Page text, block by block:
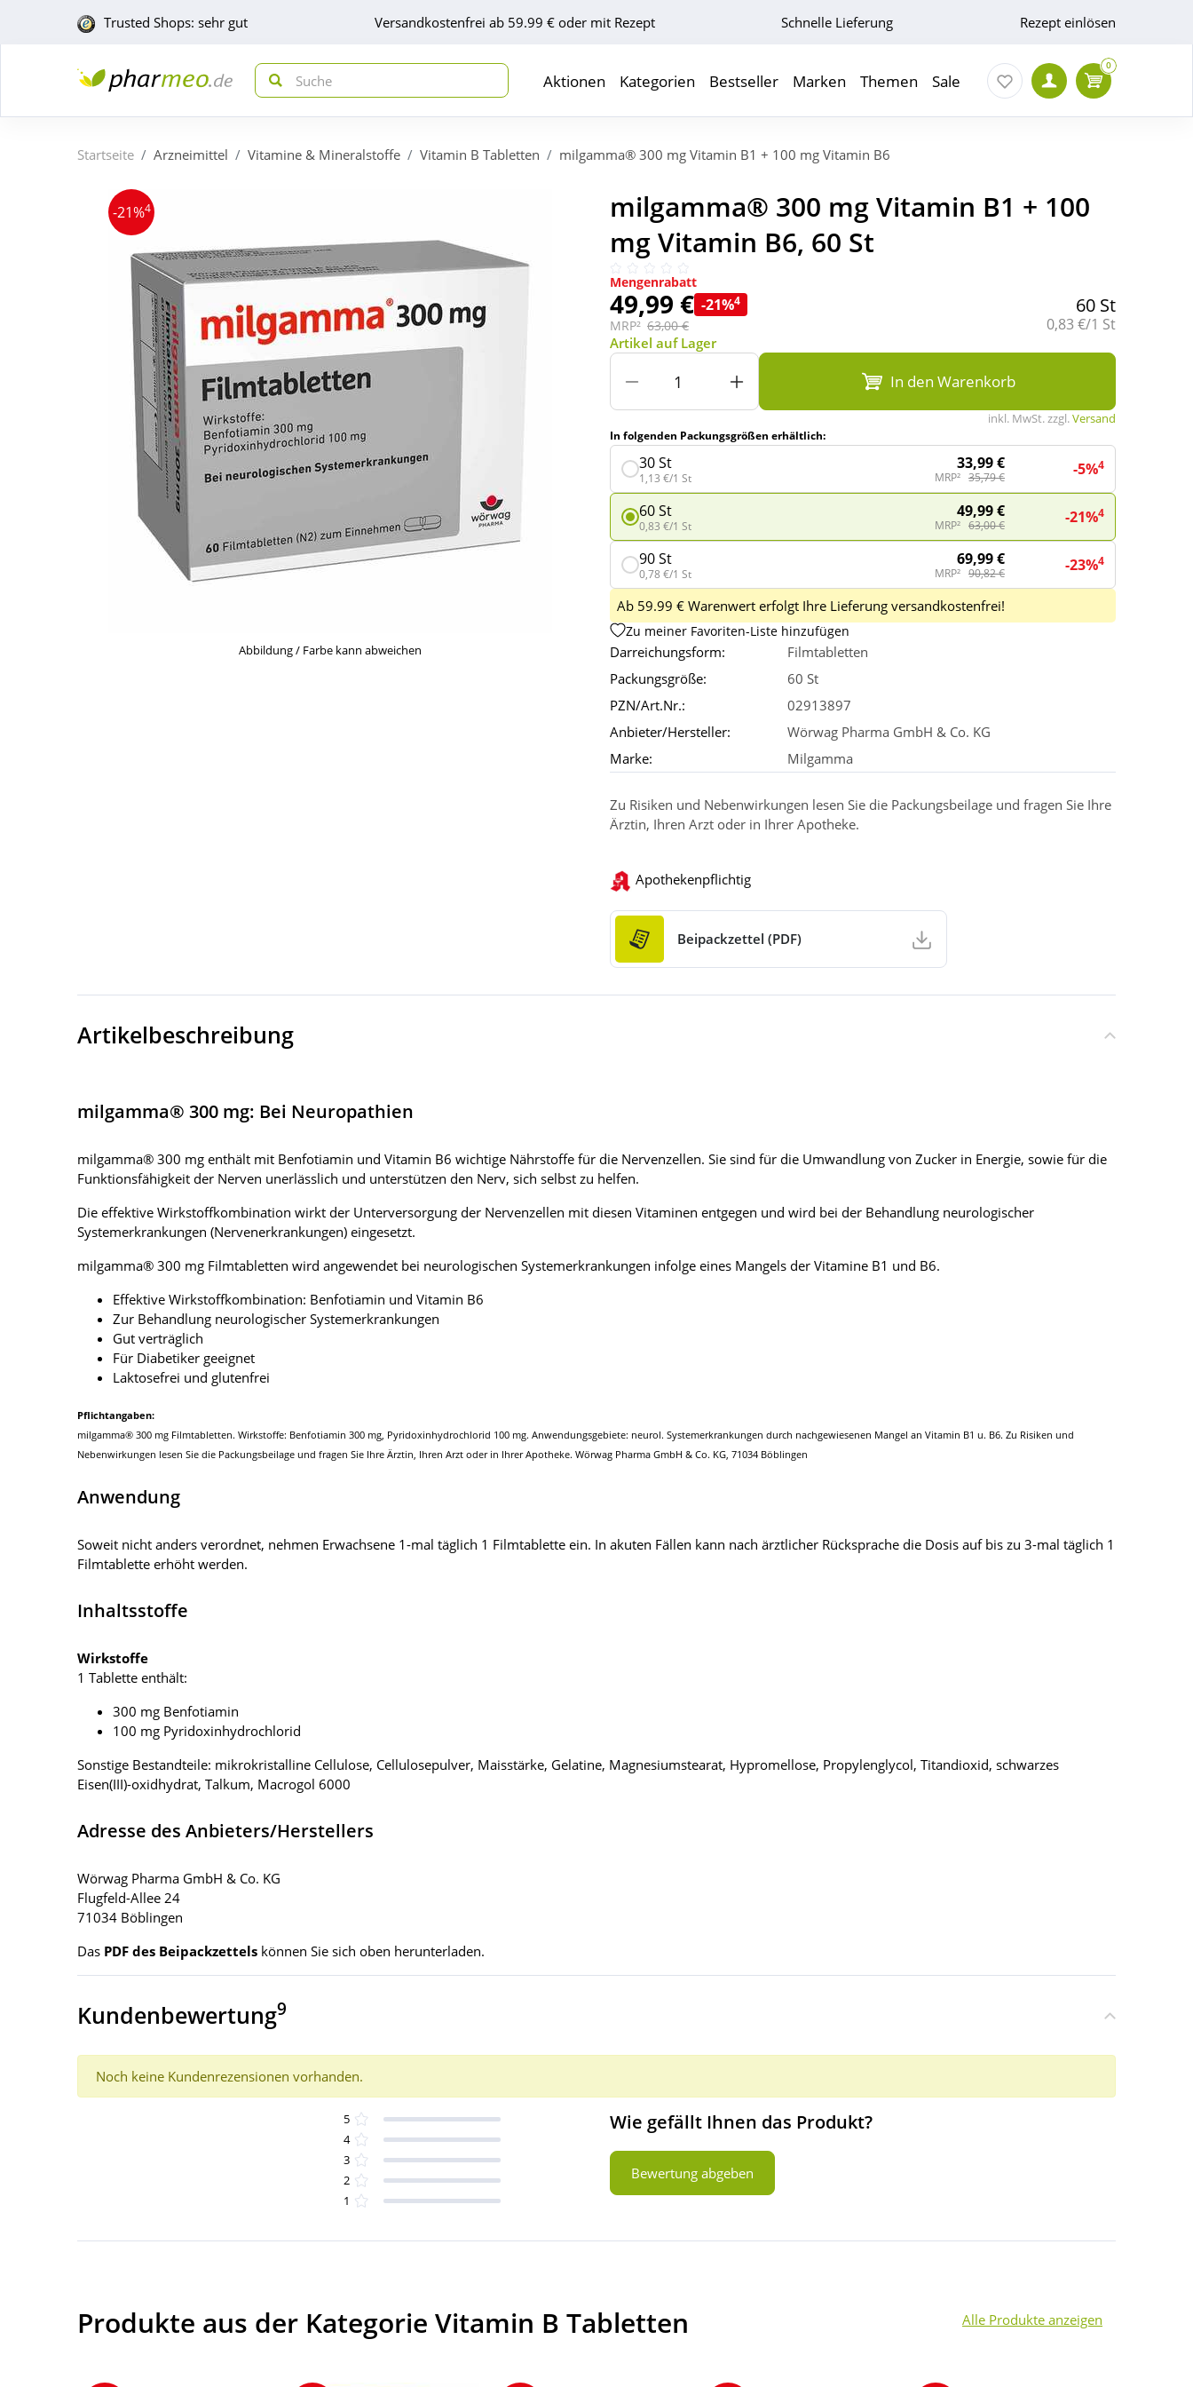
Trusted Shops: sehr gut Versandkostenfrei ab 59.99 € oder mit Rezept Schnelle Lieferung Rezept einlösen
Aktionen Kategorien Bestseller Marken Themen Sale
0
Startseite Arzneimittel Vitamine & Mineralstoffe Vitamin B Tabletten milgamma® 300 mg Vitamin B1 + 100 mg Vitamin B6
-21%4
Abbildung / Farbe kann abweichen
milgamma® 300 mg Vitamin B1 + 100
mg Vitamin B6, 60 St
Mengenrabatt
49,99 € -21%4
MRP² 63,00 €
60 St
Grundpreis:
0,83 €/1 St
Artikel auf Lager
In den Warenkorb
inkl. MwSt. zzgl.Versand
In folgenden Packungsgrößen erhältlich:
30 St
1,13 €/1 St
33,99 €
MRP² 35,79 € -5%4
60 St
0,83 €/1 St
49,99 €
MRP² 63,00 € -21%4
90 St
0,78 €/1 St
69,99 €
MRP² 90,82 € -23%4
Ab 59.99 € Warenwert erfolgt Ihre Lieferung versandkostenfrei!
Zu meiner Favoriten-Liste hinzufügen
Darreichungsform:
Filmtabletten
Packungsgröße:
60 St
PZN/Art.Nr.:
02913897
Anbieter/Hersteller:
Wörwag Pharma GmbH & Co. KG
Marke:
Milgamma
Zu Risiken und Nebenwirkungen lesen Sie die Packungsbeilage und fragen Sie Ihre
Ärztin, Ihren Arzt oder in Ihrer Apotheke.
Apothekenpflichtig
Beipackzettel (PDF)
Artikelbeschreibung
milgamma® 300 mg: Bei Neuropathien
milgamma® 300 mg enthält mit Benfotiamin und Vitamin B6 wichtige Nährstoffe für die Nervenzellen. Sie sind für die Umwandlung von Zucker in Energie, sowie für die
Funktionsfähigkeit der Nerven unerlässlich und unterstützen den Nerv, sich selbst zu helfen.
Die effektive Wirkstoffkombination wirkt der Unterversorgung der Nervenzellen mit diesen Vitaminen entgegen und wird bei der Behandlung neurologischer
Systemerkrankungen (Nervenerkrankungen) eingesetzt.
milgamma® 300 mg Filmtabletten wird angewendet bei neurologischen Systemerkrankungen infolge eines Mangels der Vitamine B1 und B6.
Effektive Wirkstoffkombination: Benfotiamin und Vitamin B6
Zur Behandlung neurologischer Systemerkrankungen
Gut verträglich
Für Diabetiker geeignet
Laktosefrei und glutenfrei
Pflichtangaben:
milgamma® 300 mg Filmtabletten. Wirkstoffe: Benfotiamin 300 mg, Pyridoxinhydrochlorid 100 mg. Anwendungsgebiete: neurol. Systemerkrankungen durch nachgewiesenen Mangel an Vitamin B1 u. B6. Zu Risiken und
Nebenwirkungen lesen Sie die Packungsbeilage und fragen Sie Ihre Ärztin, Ihren Arzt oder in Ihrer Apotheke. Wörwag Pharma GmbH & Co. KG, 71034 Böblingen
Anwendung
Soweit nicht anders verordnet, nehmen Erwachsene 1-mal täglich 1 Filmtablette ein. In akuten Fällen kann nach ärztlicher Rücksprache die Dosis auf bis zu 3-mal täglich 1
Filmtablette erhöht werden.
Inhaltsstoffe
Wirkstoffe
1 Tablette enthält:
300 mg Benfotiamin
100 mg Pyridoxinhydrochlorid
Sonstige Bestandteile: mikrokristalline Cellulose, Cellulosepulver, Maisstärke, Gelatine, Magnesiumstearat, Hypromellose, Propylenglycol, Titandioxid, schwarzes
Eisen(III)-oxidhydrat, Talkum, Macrogol 6000
Adresse des Anbieters/Herstellers
Wörwag Pharma GmbH & Co. KG
Flugfeld-Allee 24
71034 Böblingen
Das PDF des Beipackzettels können Sie sich oben herunterladen.
Kundenbewertung9
Noch keine Kundenrezensionen vorhanden.
5
4
3
2
1
Wie gefällt Ihnen das Produkt?
Bewertung abgeben
Produkte aus der Kategorie Vitamin B Tabletten Alle Produkte anzeigen